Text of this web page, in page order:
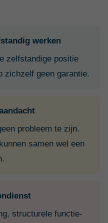
werken
zelfstandige positie
zichzelf geen garantie.
probleem te zijn.
samen wel een
structurele functie-